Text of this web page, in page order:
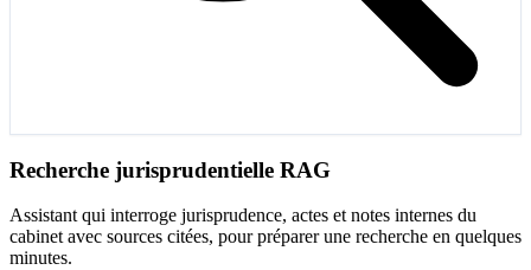
Recherche jurisprudentielle RAG
Assistant qui interroge jurisprudence, actes et notes internes du
cabinet avec sources citées, pour préparer une recherche en quelques
minutes.